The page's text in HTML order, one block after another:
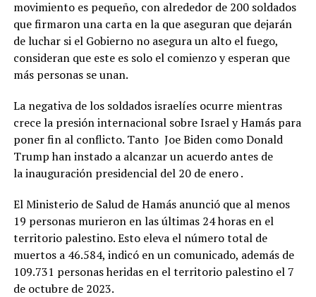
movimiento es pequeño, con alrededor de 200 soldados
que firmaron una carta en la que aseguran que dejarán
de luchar si el Gobierno no asegura un alto el fuego,
consideran que este es solo el comienzo y esperan que
más personas se unan.
La negativa de los soldados israelíes ocurre mientras
crece la presión internacional sobre Israel y Hamás para
poner fin al conflicto. Tanto Joe Biden como Donald
Trump han instado a alcanzar un acuerdo antes de
la inauguración presidencial del 20 de enero .
El Ministerio de Salud de Hamás anunció que al menos
19 personas murieron en las últimas 24 horas en el
territorio palestino. Esto eleva el número total de
muertos a 46.584, indicó en un comunicado, además de
109.731 personas heridas en el territorio palestino el 7
de octubre de 2023.